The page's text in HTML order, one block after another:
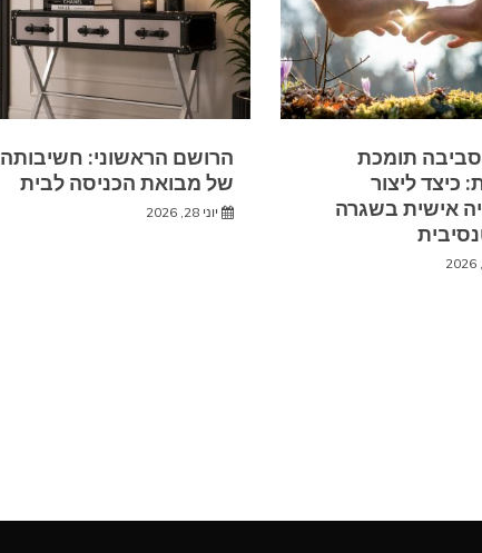
סביבה תומכת
כיצד ליצור
אישית בשגרה
הרושם הראשוני: חשיבותה
של מבואת הכניסה לבית
יוני 28, 2026